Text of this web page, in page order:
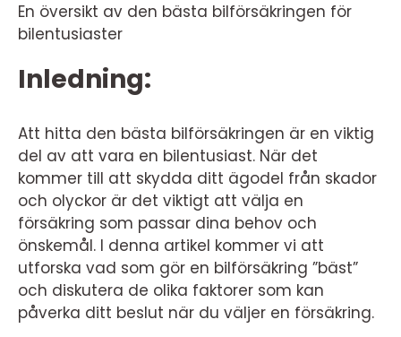
En översikt av den bästa bilförsäkringen för
bilentusiaster
Inledning:
Att hitta den bästa bilförsäkringen är en viktig
del av att vara en bilentusiast. När det
kommer till att skydda ditt ägodel från skador
och olyckor är det viktigt att välja en
försäkring som passar dina behov och
önskemål. I denna artikel kommer vi att
utforska vad som gör en bilförsäkring ”bäst”
och diskutera de olika faktorer som kan
påverka ditt beslut när du väljer en försäkring.